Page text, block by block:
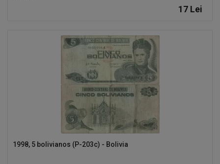
17 Lei
1998, 5 bolivianos (P-203c) - Bolivia